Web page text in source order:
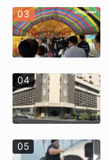
03
04
05